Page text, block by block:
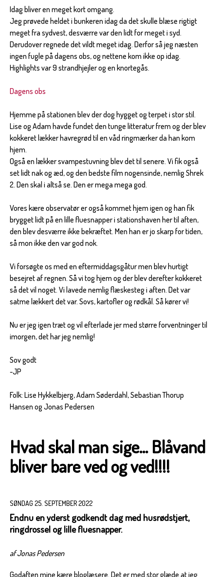
Idag bliver en meget kort omgang.
Jeg prøvede heldet i bunkeren idag da det skulle blæse rigtigt
meget fra sydvest, desværre var den lidt for meget i syd.
Derudover regnede det vildt meget idag. Derfor så jeg næsten
ingen fugle på dagens obs, og nettene kom ikke op idag.
Highlights var 9 strandhjejler og en knortegås.
Dagens obs
Hjemme på stationen blev der dog hygget og terpet i stor stil.
Lise og Adam havde fundet den tunge litteratur frem og der blev
kokkeret lækker havregrød til en våd ringmærker da han kom
hjem.
Også en lækker svampestuvning blev det til senere. Vi fik også
set lidt nak og æd, og den bedste film nogensinde, nemlig Shrek
2. Den skal i altså se. Den er mega mega god.
Vores kære observatør er også kommet hjem igen og han fik
brygget lidt på en lille fluesnapper i stationshaven her til aften,
den blev desværre ikke bekræftet. Men han er jo skarp for tiden,
så mon ikke den var god nok.
Vi forsøgte os med en eftermiddagsgåtur men blev hurtigt
besejret af regnen. Så vi tog hjem og der blev derefter kokkeret
så det vil noget. Vi lavede nemlig flæskesteg i aften. Det var
satme lækkert det var. Sovs, kartofler og rødkål. Så kører vi!
Nu er jeg igen træt og vil efterlade jer med større forventninger til
imorgen, det har jeg nemlig!
Sov godt
-JP
Folk: Lise Hykkelbjerg, Adam Søderdahl, Sebastian Thorup
Hansen og Jonas Pedersen
Hvad skal man sige... Blåvand
bliver bare ved og ved!!!!
SØNDAG 25. SEPTEMBER 2022
Endnu en yderst godkendt dag med husrødstjert,
ringdrossel og lille fluesnapper.
af Jonas Pedersen
Godaften mine kære bloglæsere. Det er med stor glæde at jeg